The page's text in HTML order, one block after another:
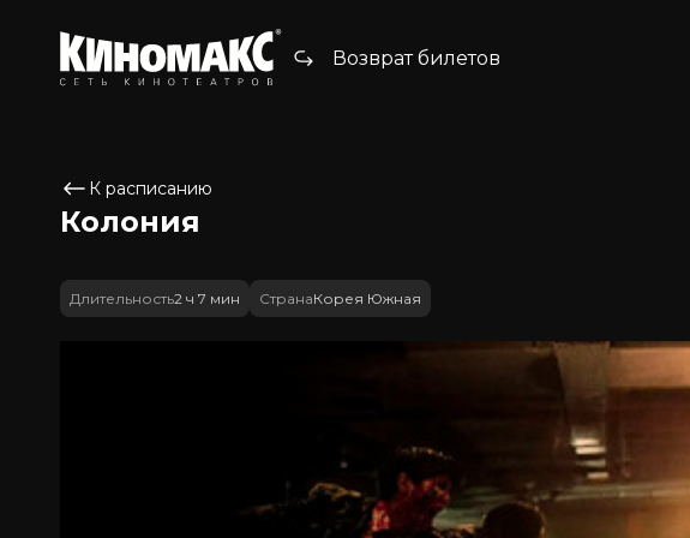
Возврат билетов
К расписанию
Колония
Длительность2 ч 7 мин СтранаКорея Южная